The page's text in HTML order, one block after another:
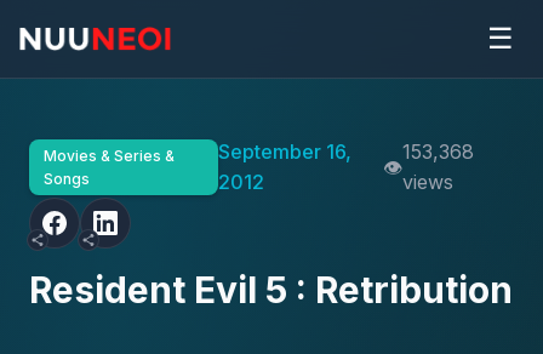
☰
Movies & Series &
Songs
September 16,
2012
153,368
views
Resident Evil 5 : Retribution